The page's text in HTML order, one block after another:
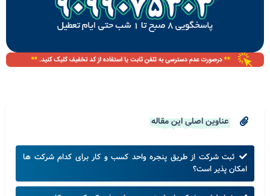
عناوین اصلی این مقاله
ثبت شرکت از طریق پنجره واحد کسب و کار برای کدام شرکت ها
امکان پذیر است؟